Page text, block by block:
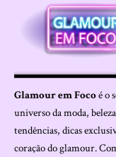
Glamour em Focoé o
universo da moda,
tendências, dicas
coração do glamour.